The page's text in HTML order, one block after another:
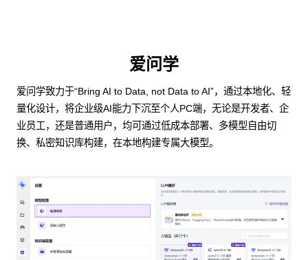
爱问学
爱问学致力于“Bring AI to Data, not Data to AI”，通过本地化、轻
量化设计，将企业级AI能力下沉至个人PC端，无论是开发者、企
业员工，还是普通用户，均可通过低成本部署、多模型自由切
换、私密知识库构建，在本地构建专属大模型。